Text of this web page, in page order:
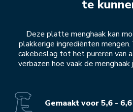
te
Deze platte menghaak kan
plakkerige ingrediënten mengen.
cakebeslag tot het pureren van
verbazen hoe vaak de
Gemaakt voor 5,6 -